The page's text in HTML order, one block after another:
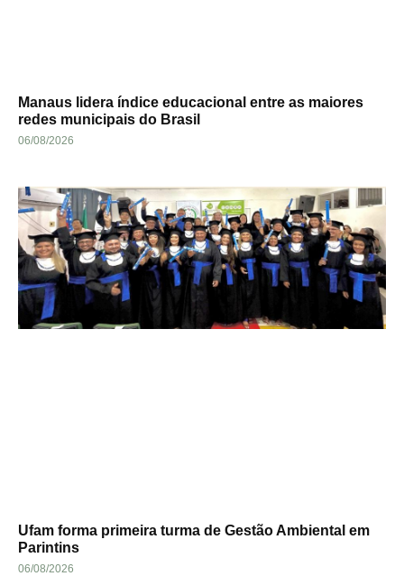
Manaus lidera índice educacional entre as maiores
redes municipais do Brasil
06/08/2026
Ufam forma primeira turma de Gestão Ambiental em
Parintins
06/08/2026